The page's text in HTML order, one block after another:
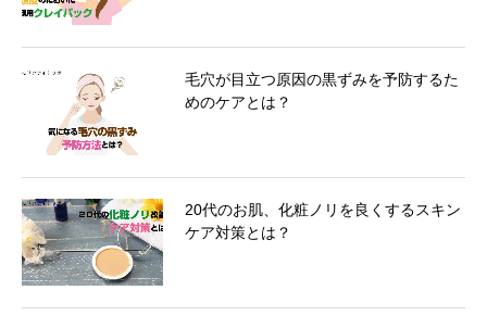
毛穴が目立つ原因の黒ずみを予防するた
めのケアとは？
20代のお肌、化粧ノリを良くするスキン
ケア対策とは？